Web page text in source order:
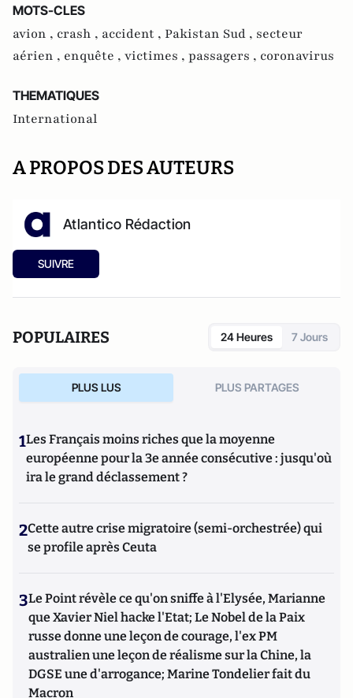
MOTS-CLES
avion , crash , accident , Pakistan Sud , secteur
aérien , enquête , victimes , passagers , coronavirus
THEMATIQUES
International
A PROPOS DES AUTEURS
Atlantico Rédaction
SUIVRE
POPULAIRES 24 Heures 7 Jours
PLUS LUS PLUS PARTAGES
1Les Français moins riches que la moyenne
européenne pour la 3e année consécutive : jusqu'où
ira le grand déclassement ?
2Cette autre crise migratoire (semi-orchestrée) qui
se profile après Ceuta
3Le Point révèle ce qu'on sniffe à l'Elysée, Marianne
que Xavier Niel hacke l'Etat; Le Nobel de la Paix
russe donne une leçon de courage, l'ex PM
australien une leçon de réalisme sur la Chine, la
DGSE une d'arrogance; Marine Tondelier fait du
Macron